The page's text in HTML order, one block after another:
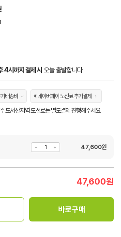
4시까지 결제 시 오늘 출발합니다
배송비 ※ 네이버페이 도선료 추가결제
.도서산지역 도선료는 별도결제 진행해주세요
47,600원
47,600원
바로구매